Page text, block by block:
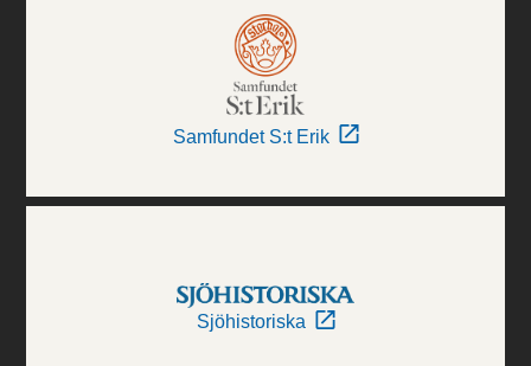
Samfundet S:t Erik
Sjöhistoriska